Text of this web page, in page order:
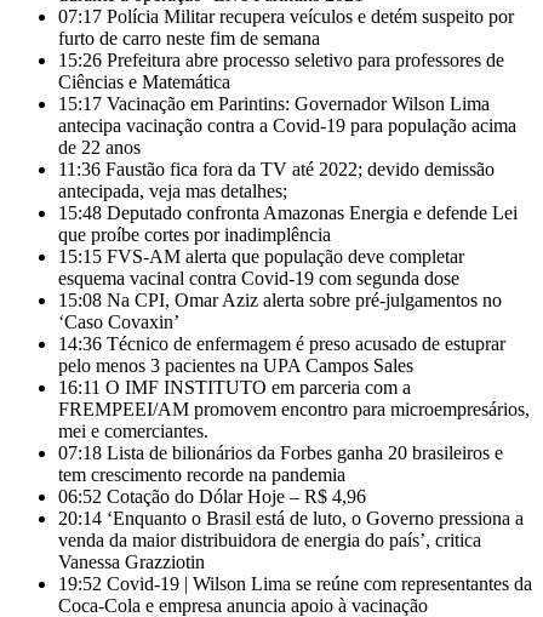
07:17 Polícia Militar recupera veículos e detém suspeito por
furto de carro neste fim de semana
15:26 Prefeitura abre processo seletivo para professores de
Ciências e Matemática
15:17 Vacinação em Parintins: Governador Wilson Lima
antecipa vacinação contra a Covid-19 para população acima
de 22 anos
11:36 Faustão fica fora da TV até 2022; devido demissão
antecipada, veja mas detalhes;
15:48 Deputado confronta Amazonas Energia e defende Lei
que proíbe cortes por inadimplência
15:15 FVS-AM alerta que população deve completar
esquema vacinal contra Covid-19 com segunda dose
15:08 Na CPI, Omar Aziz alerta sobre pré-julgamentos no
‘Caso Covaxin’
14:36 Técnico de enfermagem é preso acusado de estuprar
pelo menos 3 pacientes na UPA Campos Sales
16:11 O IMF INSTITUTO em parceria com a
FREMPEEI/AM promovem encontro para microempresários,
mei e comerciantes.
07:18 Lista de bilionários da Forbes ganha 20 brasileiros e
tem crescimento recorde na pandemia
06:52 Cotação do Dólar Hoje – R$ 4,96
20:14 ‘Enquanto o Brasil está de luto, o Governo pressiona a
venda da maior distribuidora de energia do país’, critica
Vanessa Grazziotin
19:52 Covid-19 | Wilson Lima se reúne com representantes da
Coca-Cola e empresa anuncia apoio à vacinação